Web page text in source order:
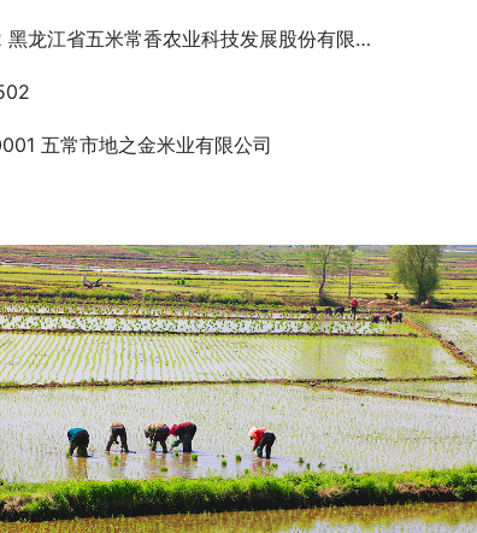
龙江省五米常香农业科技发展股份有限公司
五常市地之金米业有限公司